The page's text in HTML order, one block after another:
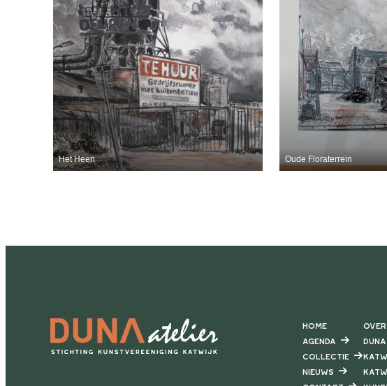
Het Heen Oude Floraterrein
Home
Agenda
Collectie
Nieuws